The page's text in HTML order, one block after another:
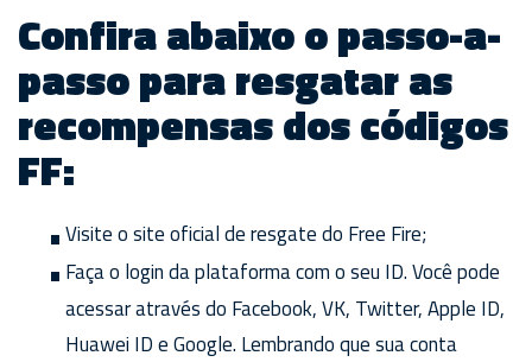
Confira abaixo o passo-a-
passo para resgatar as
recompensas dos códigos
FF:
Visite o site oficial de resgate do Free Fire;
Faça o login da plataforma com o seu ID. Você pode
acessar através do Facebook, VK, Twitter, Apple ID,
Huawei ID e Google. Lembrando que sua conta